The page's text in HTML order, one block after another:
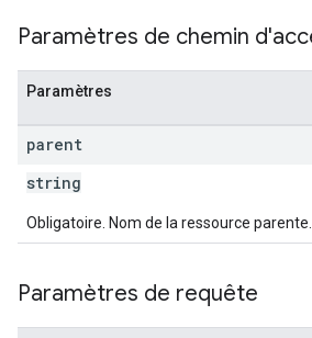
Paramètres de chemin
Paramètres
parent
string
Obligatoire. Nom de la ressource parente.
Paramètres de requête